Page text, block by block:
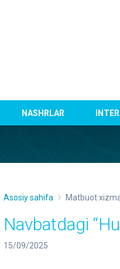
NASHRLAR
Asosiy sahifa Matbuot
Navbatdagi
15/09/2025